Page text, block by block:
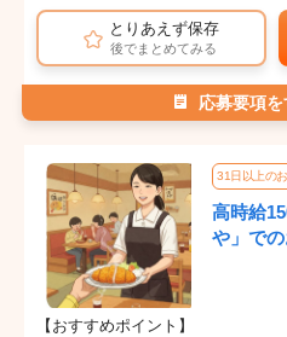
とりあえず保存
後でまとめてみる
応募要項
31日以上の
高時給
や」で
【おすすめポイント】